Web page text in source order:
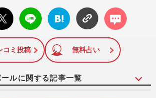
ス
LINE
はてな
ブック
に追加
コメン
ト
コミ投稿 無料占い
ルに関する記事一覧